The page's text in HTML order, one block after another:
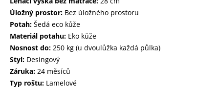
Úložný prostor: Bez úložného prostoru
Potah: Šedá eco kůže
Materiál potahu: Eko kůže
Nosnost do: 250 kg (u dvoulůžka každá půlka)
Styl: Desingový
Záruka: 24 měsíců
Typ roštu: Lamelové